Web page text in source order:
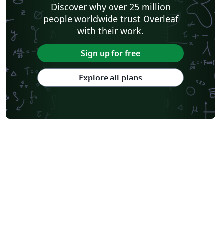
Discover why over 25 million
people worldwide trust Overleaf
with their work.
Sign up for free
Explore all plans